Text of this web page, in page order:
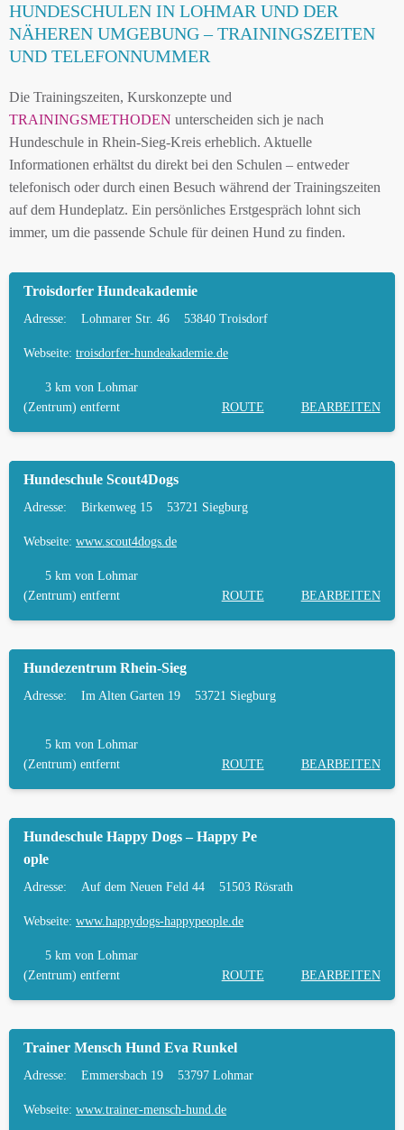
HUNDESCHULEN IN LOHMAR UND DER
NÄHEREN UMGEBUNG
UMGEBUNG
LEINENPFLICHT UND HUNDEGESETZE IN
HUNDEFREUNDLICHE ORTE UND
FREILAUFFLÄCHEN IN LOHMAR
HUNDEFÜHRERSCHEIN FÜR DIE REGION
HUNDEPLATZ MIETEN FÜR EINEN SICHEREN
FREILAUF
HÄUFIGE FRAGEN ZUR HUNDESCHULE IN
LOHMAR
TIERARZT UND NOTFALLTIERARZT IN
LOHMAR
HUNDESCHULEN IN LOHMAR UND DER
NÄHEREN UMGEBUNG – TRAININGSZEITEN
UND TELEFONNUMMER
Die Trainingszeiten, Kurskonzepte und
TRAININGSMETHODEN unterscheiden sich je nach
Hundeschule in Rhein-Sieg-Kreis erheblich. Aktuelle
Informationen erhältst du direkt bei den Schulen – entweder
telefonisch oder durch einen Besuch während der Trainingszeiten
auf dem Hundeplatz. Ein persönliches Erstgespräch lohnt sich
immer, um die passende Schule für deinen Hund zu finden.
Troisdorfer Hundeakademie
Adresse: Lohmarer Str. 46 53840 Troisdorf
Webseite: troisdorfer-hundeakademie.de
3 km von Lohmar
(Zentrum) entfernt
ROUTE BEARBEITEN
Hundeschule Scout4Dogs
Adresse: Birkenweg 15 53721 Siegburg
Webseite: www.scout4dogs.de
5 km von Lohmar
(Zentrum) entfernt
ROUTE BEARBEITEN
Hundezentrum Rhein-Sieg
Adresse: Im Alten Garten 19 53721 Siegburg
5 km von Lohmar
(Zentrum) entfernt
ROUTE BEARBEITEN
Hundeschule Happy Dogs – Happy Pe
ople
Adresse: Auf dem Neuen Feld 44 51503 Rösrath
Webseite: www.happydogs-happypeople.de
5 km von Lohmar
(Zentrum) entfernt
ROUTE BEARBEITEN
Trainer Mensch Hund Eva Runkel
Adresse: Emmersbach 19 53797 Lohmar
Webseite: www.trainer-mensch-hund.de